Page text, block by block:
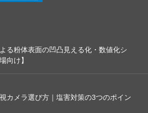
る粉体表面の凹凸見える化・数値化シ
向け】
カメラ選び方｜塩害対策の3つのポイン